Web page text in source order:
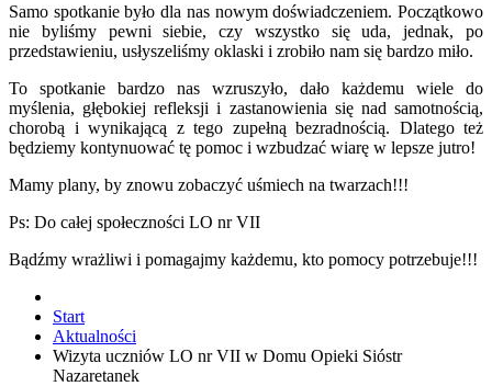
Samo spotkanie było dla nas nowym doświadczeniem. Początkowo
nie byliśmy pewni siebie, czy wszystko się uda, jednak, po
przedstawieniu, usłyszeliśmy oklaski i zrobiło nam się bardzo miło.
To spotkanie bardzo nas wzruszyło, dało każdemu wiele do
myślenia, głębokiej refleksji i zastanowienia się nad samotnością,
chorobą i wynikającą z tego zupełną bezradnością. Dlatego też
będziemy kontynuować tę pomoc i wzbudzać wiarę w lepsze jutro!
Mamy plany, by znowu zobaczyć uśmiech na twarzach!!!
Ps: Do całej społeczności LO nr VII
Bądźmy wrażliwi i pomagajmy każdemu, kto pomocy potrzebuje!!!
Start
Aktualności
Wizyta uczniów LO nr VII w Domu Opieki Sióstr
Nazaretanek